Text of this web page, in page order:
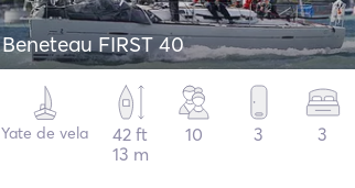
Beneteau FIRST 40
Yate de vela
42 ft
13 m
10 3 3